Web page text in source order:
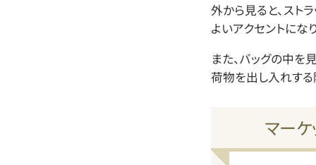
外から見ると、スト
よいアクセントにな
また、バッグの中を
荷物を出し入れす
マー